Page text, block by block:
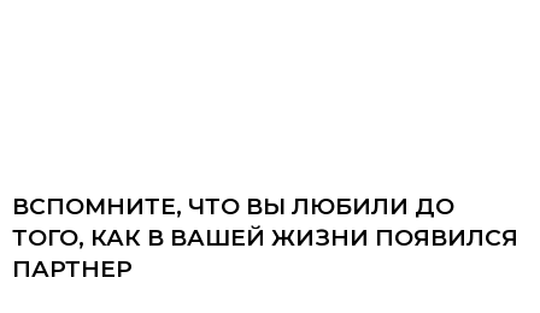
ВСПОМНИТЕ, ЧТО ВЫ ЛЮБИЛИ ДО
ТОГО, КАК В ВАШЕЙ ЖИЗНИ ПОЯВИЛСЯ
ПАРТНЕР